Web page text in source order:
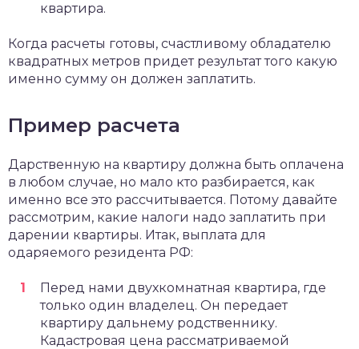
квартира.
Когда расчеты готовы, счастливому обладателю
квадратных метров придет результат того какую
именно сумму он должен заплатить.
Пример расчета
Дарственную на квартиру должна быть оплачена
в любом случае, но мало кто разбирается, как
именно все это рассчитывается. Потому давайте
рассмотрим, какие налоги надо заплатить при
дарении квартиры. Итак, выплата для
одаряемого резидента РФ:
Перед нами двухкомнатная квартира, где
только один владелец. Он передает
квартиру дальнему родственнику.
Кадастровая цена рассматриваемой